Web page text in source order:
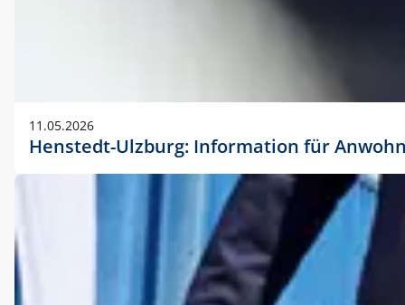
11.05.2026
Henstedt-Ulzburg: Information für